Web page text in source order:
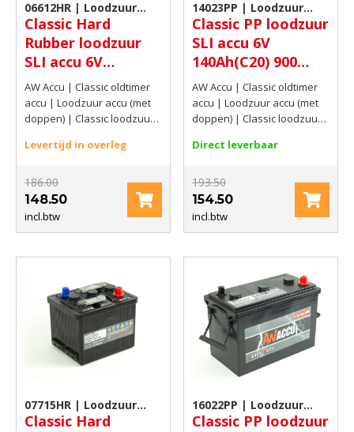
06612HR | Loodzuur
accu (met doppen)
Classic Hard
Rubber loodzuur
SLI accu 6V
66Ah(C20) 360 A
CCA EN
AW Accu | Classic oldtimer
accu | Loodzuur accu (met
doppen) | Classic loodzuur
66Ah(C20) | 360 A CCA EN
Levertijd in overleg
186.00
148.50
incl.btw
14023PP | Loodzuur
accu (met doppen)
Classic PP loodzuur
SLI accu 6V
140Ah(C20) 900
AMP CCA EN
AW Accu | Classic oldtimer
accu | Loodzuur accu (met
doppen) | Classic loodzuur
140Ah(C20) | 900 AMP CCA
Direct leverbaar
193.50
154.50
incl.btw
07715HR | Loodzuur
accu (met doppen)
Classic Hard
16022PP | Loodzuur
accu (met doppen)
Classic PP loodzuur